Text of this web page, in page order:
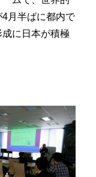
4月半ばに都内で
に日本が積極